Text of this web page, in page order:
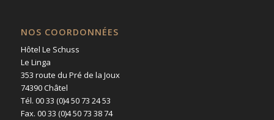
NOS COORDONNÉES
Hôtel Le Schuss
Le Linga
353 route du Pré de la Joux
74390 Châtel
Tél. 00 33 (0)4 50 73 24 53
Fax. 00 33 (0)4 50 73 38 74